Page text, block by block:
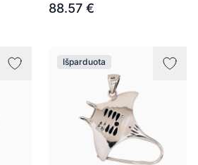
88.57 €
Išparduota